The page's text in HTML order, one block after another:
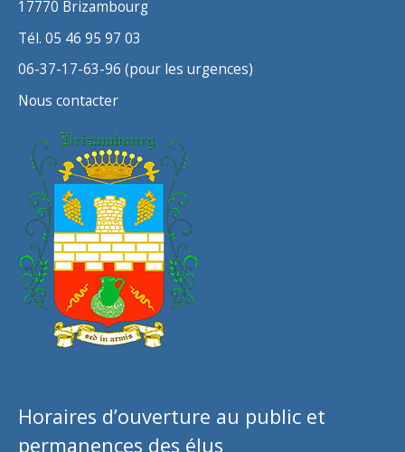
17770 Brizambourg
Tél. 05 46 95 97 03
06-37-17-63-96 (pour les urgences)
Nous contacter
Horaires d’ouverture au public et
permanences des élus